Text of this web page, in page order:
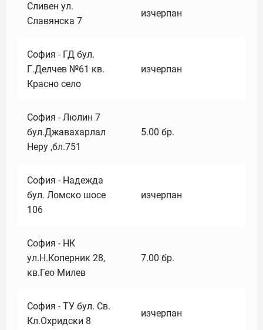
Сливен ул.
Славянска 7
изчерпан
София - ГД бул.
Г.Делчев №61 кв.
Красно село
изчерпан
София - Люлин 7
бул.Джавахарлал
Неру ,бл.751
5.00 бр.
София - Надежда
бул. Ломско шосе
106
изчерпан
София - НК
ул.Н.Коперник 28,
кв.Гео Милев
7.00 бр.
София - ТУ бул. Св.
Кл.Охридски 8
изчерпан